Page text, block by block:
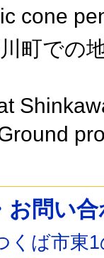
cone
町での
お問い
くば市東